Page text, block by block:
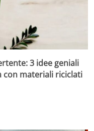
3 idee geniali
con materiali riciclati